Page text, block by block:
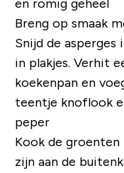
en romig geheel
Breng op smaak
Snijd de
in plakjes. Verhit
koekenpan en
teentje knoflook
peper
Kook de
zijn aan de